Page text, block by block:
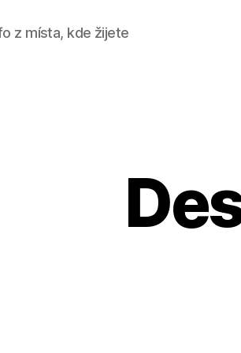
z místa, kde žijete